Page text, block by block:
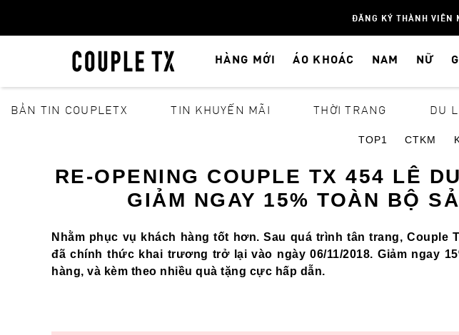
ĐĂNG KÝ THÀNH VIÊN
HÀNG MỚI ÁO KHOÁC NAM NỮ
BẢN TIN COUPLETX TIN KHUYẾN MÃI THỜI TRANG DU
TOP1 CTKM
RE-OPENING COUPLE TX 454 LÊ
GIẢM NGAY 15% TOÀN BỘ
Nhằm phục vụ khách hàng tốt hơn. Sau quá trình tân trang, Couple
đã chính thức khai trương trở lại vào ngày 06/11/2018. Giảm ngay
hàng, và kèm theo nhiều quà tặng cực hấp dẫn.